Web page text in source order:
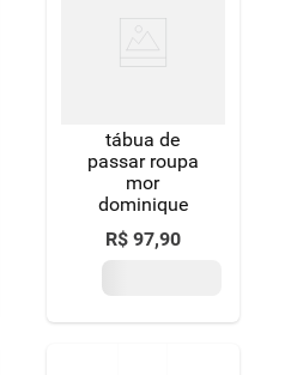
tábua de
passar roupa
mor
dominique
R$ 97,90